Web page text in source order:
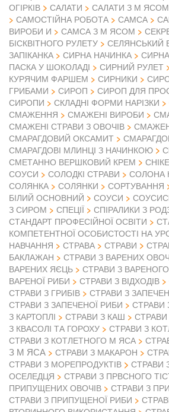
ОГІРКІВ
САЛАТИ САЛАТИ З М ЯСОМ
САМОСТІЙНА РОБОТА
САМСА
ВИРОБИ И
САМСА З М ЯСОМ
БІСКВІТНОГО РУЛЕТУ
СЕЛЯНСЬКИЙ
ЗАПІКАНКА
СИРНА НАЧИНКА
ПАСКА У ШОКОЛАДІ
СИРНИЙ РУЛЕТ
КУРЯЧИМ ФАРШЕМ
СИРНИКИ
ГРИБАМИ
СИРОП
СИРОП ДЛЯ
СИРОПИ
СКЛАДНІ ФОРМИ НАРІЗКИ
СМАЖЕННЯ
СМАЖЕНІ ВИРОБИ
СМАЖЕНІ СТРАВИ З ОВОЧІВ
СМАРАГДОВИЙ ОКСАМИТ
СМАРАГДОВІ МЛИНЦІ З НАЧИНКОЮ
СМЕТАННО ВЕРШКОВИЙ КРЕМ
СОУСИ
СОЛОДКІ СТРАВИ
СОЛОНА
СОЛЯНКА
СОЛЯНКИ СОРТУВАННЯ
БІЛИЙ ОСНОВНИЙ
СОУСИ
З СИРОМ
СПЕЦІЇ
СПІРАЛИКИ З
СТАНДАРТ ПРОФЕСІЙНОЇ ОСВІТИ
КОМПЕТЕНТНОЇ ОСОБИСТОСТІ НА
НАВЧАННЯ
СТРАВА СТРАВИ
БАКЛАЖАН
СТРАВИ З ВАРЕНИХ
ВАРЕНИХ ЯЄЦЬ
СТРАВИ З
ВАРЕНОЇ РИБИ
СТРАВИ З ВІДХОДІВ
СТРАВИ З ГРИБІВ
СТРАВИ З
СТРАВИ З ЗАПЕЧЕНОЇ РИБИ
СТРАВИ
З КАРТОПЛІ
СТРАВИ З КАШ СТРАВИ
З КВАСОЛІ ТА ГОРОХУ
СТРАВИ З
СТРАВИ З КОТЛЕТНОГО М ЯСА
З М ЯСА
СТРАВИ З МАКАРОН
СТРАВИ З МОРЕПРОДУКТІВ
СТРАВИ
ОСЕЛЕДЦЯ
СТРАВИ З ПРВСНОГО
ПРИПУЩЕНИХ ОВОЧІВ
СТРАВИ З
СТРАВИ З ПРИПУЩЕНОЇ РИБИ